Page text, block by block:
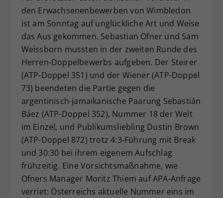
den Erwachsenenbewerben von Wimbledon
ist am Sonntag auf unglückliche Art und Weise
das Aus gekommen. Sebastian Ofner und Sam
Weissborn mussten in der zweiten Runde des
Herren-Doppelbewerbs aufgeben. Der Steirer
(ATP-Doppel 351) und der Wiener (ATP-Doppel
73) beendeten die Partie gegen die
argentinisch-jamaikanische Paarung Sebastián
Báez (ATP-Doppel 352), Nummer 18 der Welt
im Einzel, und Publikumsliebling Dustin Brown
(ATP-Doppel 872) trotz 4:3-Führung mit Break
und 30:30 bei ihrem eigenem Aufschlag
frühzeitig. Eine Vorsichtsmaßnahme, wie
Ofners Manager Moritz Thiem auf APA-Anfrage
verriet: Österreichs aktuelle Nummer eins im
Zweck
Dieser Wert speichert Ihre Consent-
Einstellungen. Unter anderem eine
zufällig generierte ID, für die
historische Speicherung Ihrer
Webseiten-Betreiber dies eingestellt
hat.